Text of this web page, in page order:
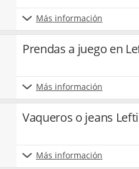
Más información
Prendas a juego en
Más información
Vaqueros o jeans
Más información